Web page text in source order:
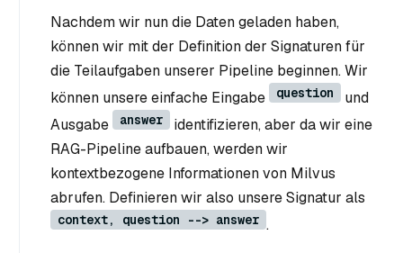
Nachdem wir nun die Daten geladen haben,
können wir mit der Definition der Signaturen für
die Teilaufgaben unserer Pipeline beginnen. Wir
können unsere einfache Eingabe
question
und
Ausgabe
answer
identifizieren, aber da wir eine
RAG-Pipeline aufbauen, werden wir
kontextbezogene Informationen von Milvus
abrufen. Definieren wir also unsere Signatur als
context, question --> answer .